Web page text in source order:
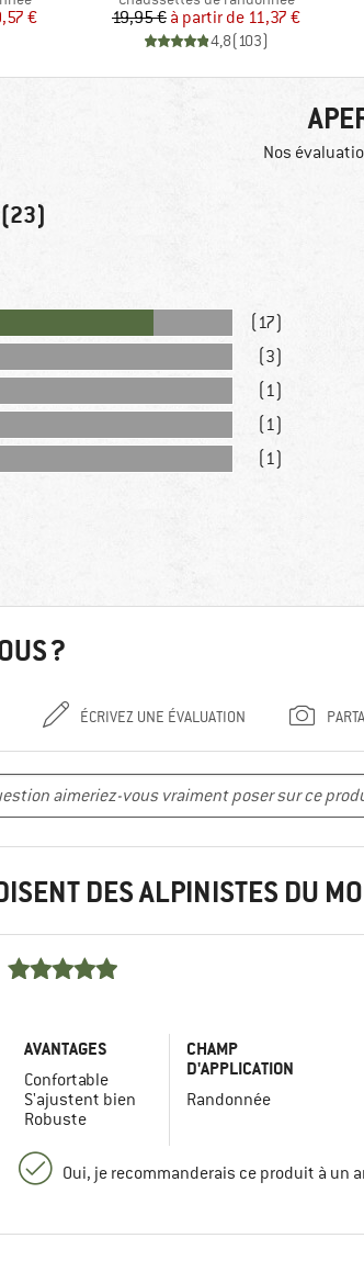
€ Prix
19,95 € Prix réduit
à partir de 11,37 €
4,8(103)
Nos
(23)
(17)
(3)
(1)
(1)
(1)
?
ÉCRIVEZ UNE ÉVALUATION
DES ALPINISTES DU
AVANTAGES
Confortable
S'ajustent bien
Robuste
CHAMP
D'APPLICATION
Randonnée
Oui, je recommanderais ce produit à un